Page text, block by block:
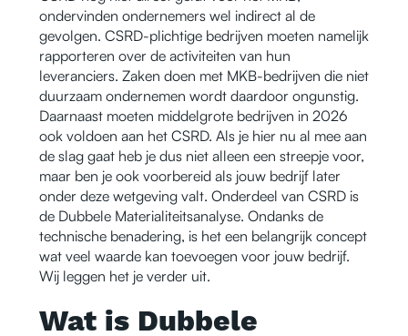
ondervinden ondernemers wel indirect al de
gevolgen. CSRD-plichtige bedrijven moeten namelijk
rapporteren over de activiteiten van hun
leveranciers. Zaken doen met MKB-bedrijven die niet
duurzaam ondernemen wordt daardoor ongunstig.
Daarnaast moeten middelgrote bedrijven in 2026
ook voldoen aan het CSRD. Als je hier nu al mee aan
de slag gaat heb je dus niet alleen een streepje voor,
maar ben je ook voorbereid als jouw bedrijf later
onder deze wetgeving valt. Onderdeel van CSRD is
de Dubbele Materialiteitsanalyse. Ondanks de
technische benadering, is het een belangrijk concept
wat veel waarde kan toevoegen voor jouw bedrijf.
Wij leggen het je verder uit.
Wat is Dubbele